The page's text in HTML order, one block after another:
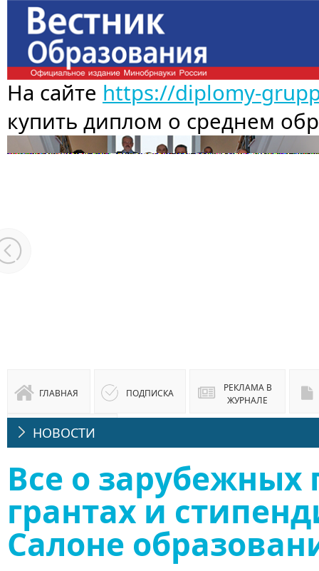
На сайте https://diplomy-
купить диплом о среднем
ГЛАВНАЯ ПОДПИСКА
РЕКЛАМА В
ЖУРНАЛЕ
ЮРИДИЧЕСКАЯ
НОВОСТИ
Все о
грантах и
Салоне